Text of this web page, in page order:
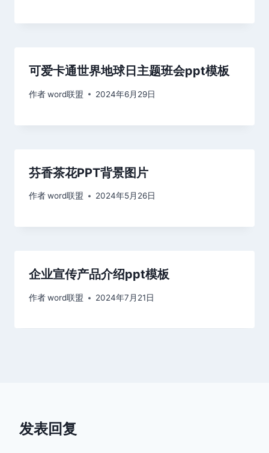
可爱卡通世界地球日主题班会ppt模板
作者word联盟 2024年6月29日
芬香茶花PPT背景图片
作者word联盟 2024年5月26日
企业宣传产品介绍ppt模板
作者word联盟 2024年7月21日
发表回复